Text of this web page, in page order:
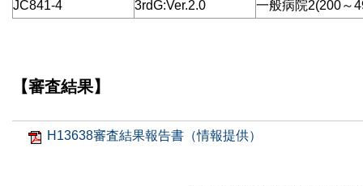
JC841-4
3rdG:Ver.2.0 一般病院2(200～
【審査結果】
H13638審査結果報告書（情報提供）